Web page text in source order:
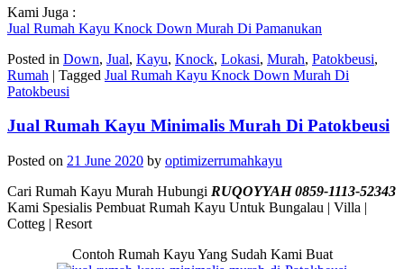
Kami Juga :
Jual Rumah Kayu Knock Down Murah Di Pamanukan
Posted in Down, Jual, Kayu, Knock, Lokasi, Murah, Patokbeusi,
Rumah | Tagged Jual Rumah Kayu Knock Down Murah Di
Patokbeusi
Jual Rumah Kayu Minimalis Murah Di Patokbeusi
Posted on 21 June 2020 by optimizerrumahkayu
Cari Rumah Kayu Murah Hubungi RUQOYYAH 0859-1113-52343
Kami Spesialis Pembuat Rumah Kayu Untuk Bungalau | Villa |
Cotteg | Resort
Contoh Rumah Kayu Yang Sudah Kami Buat